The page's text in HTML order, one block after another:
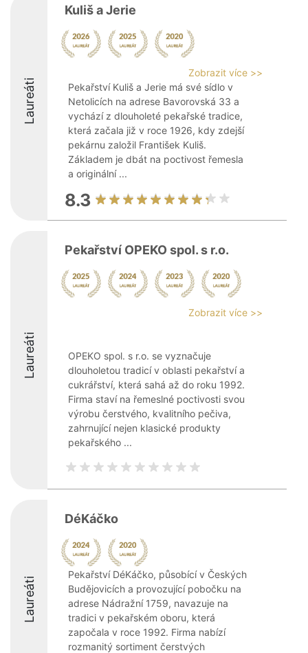
Laureáti
Kuliš a Jerie
Zobrazit více >>
Pekařství Kuliš a Jerie má své sídlo v
Netolicích na adrese Bavorovská 33 a
vychází z dlouholeté pekařské tradice,
která začala již v roce 1926, kdy zdejší
pekárnu založil František Kuliš.
Základem je dbát na poctivost řemesla
a originální ...
8.3
Laureáti
Pekařství OPEKO spol. s r.o.
Zobrazit více >>
OPEKO spol. s r.o. se vyznačuje
dlouholetou tradicí v oblasti pekařství a
cukrářství, která sahá až do roku 1992.
Firma staví na řemeslné poctivosti svou
výrobu čerstvého, kvalitního pečiva,
zahrnující nejen klasické produkty
pekařského ...
Laureáti
DéKáčko
Pekařství DéKáčko, působící v Českých
Budějovicích a provozující pobočku na
adrese Nádražní 1759, navazuje na
tradici v pekařském oboru, která
započala v roce 1992. Firma nabízí
rozmanitý sortiment čerstvých